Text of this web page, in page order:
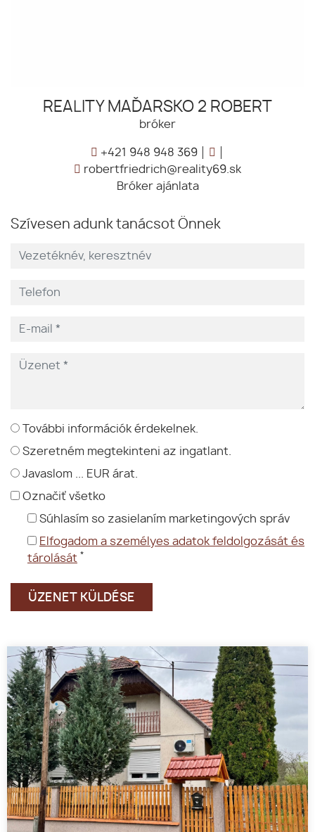
REALITY MAĎARSKO 2 ROBERT
bróker
+421 948 948 369
robertfriedrich@reality69.sk
Bróker ajánlata
Szívesen adunk tanácsot Önnek
További információk érdekelnek.
Szeretném megtekinteni az ingatlant.
Javaslom ... EUR árat.
Označiť všetko
Súhlasím so zasielaním marketingových správ
Elfogadom a személyes adatok feldolgozását és
tárolását *